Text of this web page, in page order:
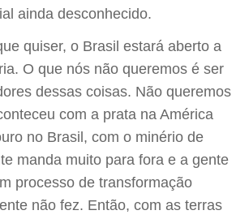
ainda desconhecido.
quiser, o Brasil estará aberto a
O que nós não queremos é ser
dessas coisas. Não queremos
com a prata na América
no Brasil, com o minério de
manda muito para fora e a gente
processo de transformação
não fez. Então, com as terras